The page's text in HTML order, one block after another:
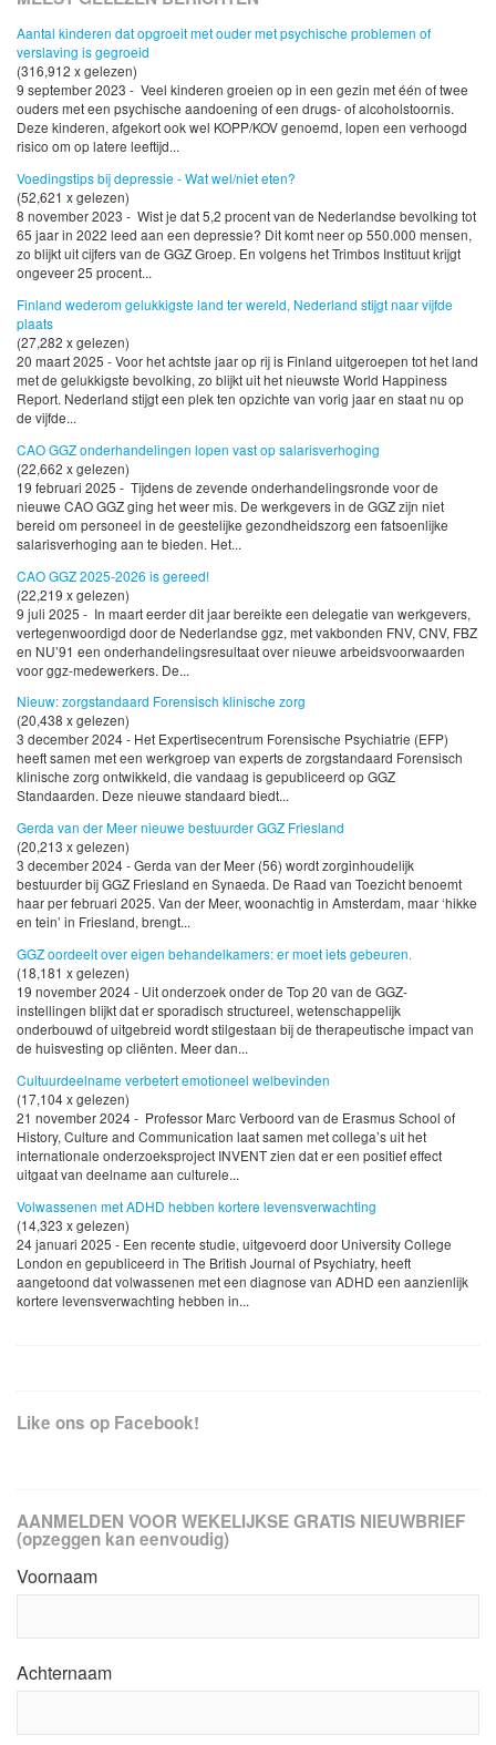
Aantal kinderen dat opgroeit met ouder met psychische problemen of
verslaving is gegroeid
(316,912 x gelezen)
9 september 2023 - Veel kinderen groeien op in een gezin met één of twee
ouders met een psychische aandoening of een drugs- of alcoholstoornis.
Deze kinderen, afgekort ook wel KOPP/KOV genoemd, lopen een verhoogd
risico om op latere leeftijd...
Voedingstips bij depressie - Wat wel/niet eten?
(52,621 x gelezen)
8 november 2023 - Wist je dat 5,2 procent van de Nederlandse bevolking tot
65 jaar in 2022 leed aan een depressie? Dit komt neer op 550.000 mensen,
zo blijkt uit cijfers van de GGZ Groep. En volgens het Trimbos Instituut krijgt
ongeveer 25 procent...
Finland wederom gelukkigste land ter wereld, Nederland stijgt naar vijfde
plaats
(27,282 x gelezen)
20 maart 2025 - Voor het achtste jaar op rij is Finland uitgeroepen tot het land
met de gelukkigste bevolking, zo blijkt uit het nieuwste World Happiness
Report. Nederland stijgt een plek ten opzichte van vorig jaar en staat nu op
de vijfde...
CAO GGZ onderhandelingen lopen vast op salarisverhoging
(22,662 x gelezen)
19 februari 2025 - Tijdens de zevende onderhandelingsronde voor de
nieuwe CAO GGZ ging het weer mis. De werkgevers in de GGZ zijn niet
bereid om personeel in de geestelijke gezondheidszorg een fatsoenlijke
salarisverhoging aan te bieden. Het...
CAO GGZ 2025-2026 is gereed!
(22,219 x gelezen)
9 juli 2025 - In maart eerder dit jaar bereikte een delegatie van werkgevers,
vertegenwoordigd door de Nederlandse ggz, met vakbonden FNV, CNV, FBZ
en NU’91 een onderhandelingsresultaat over nieuwe arbeidsvoorwaarden
voor ggz-medewerkers. De...
Nieuw: zorgstandaard Forensisch klinische zorg
(20,438 x gelezen)
3 december 2024 - Het Expertisecentrum Forensische Psychiatrie (EFP)
heeft samen met een werkgroep van experts de zorgstandaard Forensisch
klinische zorg ontwikkeld, die vandaag is gepubliceerd op GGZ
Standaarden. Deze nieuwe standaard biedt...
Gerda van der Meer nieuwe bestuurder GGZ Friesland
(20,213 x gelezen)
3 december 2024 - Gerda van der Meer (56) wordt zorginhoudelijk
bestuurder bij GGZ Friesland en Synaeda. De Raad van Toezicht benoemt
haar per februari 2025. Van der Meer, woonachtig in Amsterdam, maar ‘hikke
en tein’ in Friesland, brengt...
GGZ oordeelt over eigen behandelkamers: er moet iets gebeuren.
(18,181 x gelezen)
19 november 2024 - Uit onderzoek onder de Top 20 van de GGZ-
instellingen blijkt dat er sporadisch structureel, wetenschappelijk
onderbouwd of uitgebreid wordt stilgestaan bij de therapeutische impact van
de huisvesting op cliënten. Meer dan...
Cultuurdeelname verbetert emotioneel welbevinden
(17,104 x gelezen)
21 november 2024 - Professor Marc Verboord van de Erasmus School of
History, Culture and Communication laat samen met collega’s uit het
internationale onderzoeksproject INVENT zien dat er een positief effect
uitgaat van deelname aan culturele...
Volwassenen met ADHD hebben kortere levensverwachting
(14,323 x gelezen)
24 januari 2025 - Een recente studie, uitgevoerd door University College
London en gepubliceerd in The British Journal of Psychiatry, heeft
aangetoond dat volwassenen met een diagnose van ADHD een aanzienlijk
kortere levensverwachting hebben in...
Like ons op Facebook!
AANMELDEN VOOR WEKELIJKSE GRATIS NIEUWBRIEF
(opzeggen kan eenvoudig)
Voornaam
Achternaam